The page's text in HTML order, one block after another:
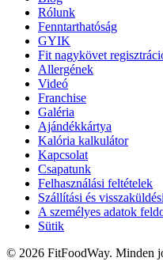
Rólunk
Fenntarthatóság
GYIK
Fit nagykövet
Allergének
Videó
Franchise
Galéria
Ajándékkártya
Kalória kalkulátor
Kapcsolat
Csapatunk
Felhasználási feltételek
Szállítási és
A személyes adatok
Sütik
© 2026 FitFoodWay. Minden